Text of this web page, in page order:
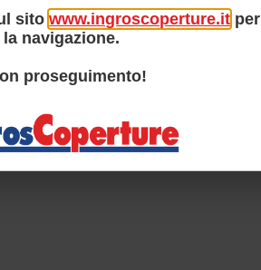
sitowww.ingroscoperture.it
la navigazione.
proseguimento!